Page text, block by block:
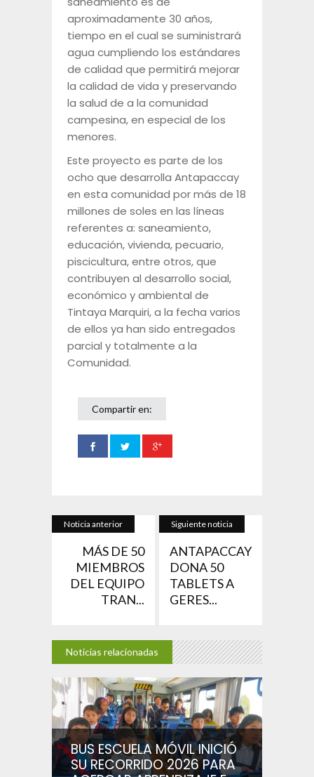
aproximadamente 30 años,
tiempo en el cual se suministrará
agua cumpliendo los estándares
de calidad que permitirá mejorar
la calidad de vida y preservando
la salud de a la comunidad
campesina, en especial de los
menores.
Este proyecto es parte de los
ocho que desarrolla Antapaccay
en esta comunidad por más de 18
millones de soles en las líneas
referentes a: saneamiento,
educación, vivienda, pecuario,
piscicultura, entre otros, que
contribuyen al desarrollo social,
económico y ambiental de
Tintaya Marquiri, a la fecha varios
de ellos ya han sido entregados
parcial y totalmente a la
Comunidad.
Compartir en:
Noticia anterior
MÁS DE 50
MIEMBROS
DEL EQUIPO
TRAN...
Siguiente noticia
ANTAPACCAY
DONA 50
TABLETS A
GERES...
Noticias relacionadas
BUS ESCUELA MÓVIL INICIÓ
SU RECORRIDO 2026 PARA